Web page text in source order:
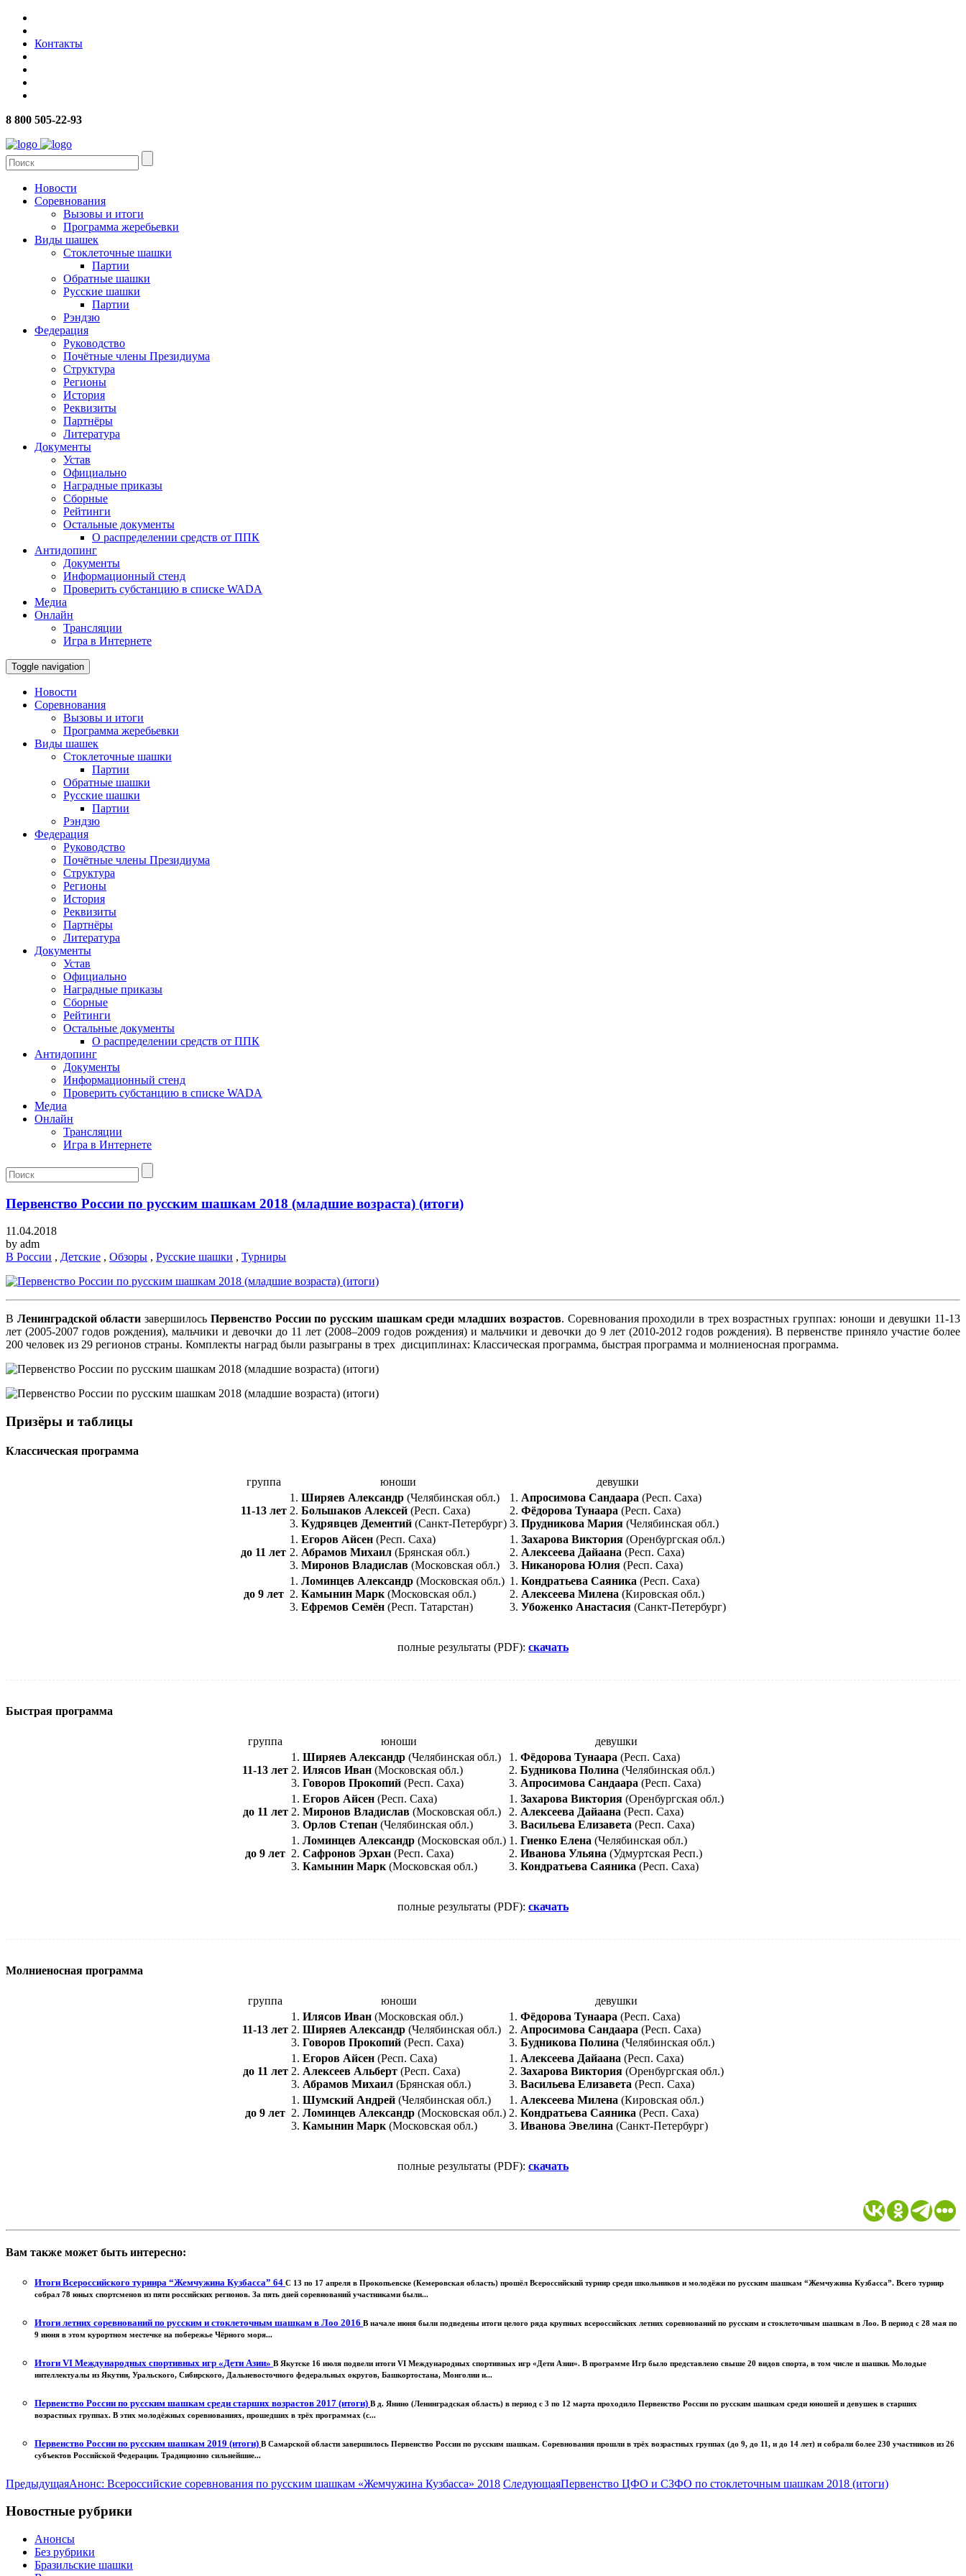
Контакты
8 800 505-22-93
Новости
Соревнования
Вызовы и итоги
Программа жеребьевки
Виды шашек
Стоклеточные шашки
Партии
Обратные шашки
Русские шашки
Партии
Рэндзю
Федерация
Руководство
Почётные члены Президиума
Структура
Регионы
История
Реквизиты
Партнёры
Литература
Документы
Устав
Официально
Наградные приказы
Сборные
Рейтинги
Остальные документы
О распределении средств от ППК
Антидопинг
Документы
Информационный стенд
Проверить субстанцию в списке WADA
Медиа
Онлайн
Трансляции
Игра в Интернете
Toggle navigation
Новости
Соревнования
Вызовы и итоги
Программа жеребьевки
Виды шашек
Стоклеточные шашки
Партии
Обратные шашки
Русские шашки
Партии
Рэндзю
Федерация
Руководство
Почётные члены Президиума
Структура
Регионы
История
Реквизиты
Партнёры
Литература
Документы
Устав
Официально
Наградные приказы
Сборные
Рейтинги
Остальные документы
О распределении средств от ППК
Антидопинг
Документы
Информационный стенд
Проверить субстанцию в списке WADA
Медиа
Онлайн
Трансляции
Игра в Интернете
Первенство России по русским шашкам 2018 (младшие возраста) (итоги)
11.04.2018
by adm
В России , Детские , Обзоры , Русские шашки , Турниры
В Ленинградской области завершилось Первенство России по русским шашкам среди младших возрастов. Соревнования проходили в трех возрастных группах: юноши и девушки 11-13
лет (2005-2007 годов рождения), мальчики и девочки до 11 лет (2008–2009 годов рождения) и мальчики и девочки до 9 лет (2010-2012 годов рождения). В первенстве приняло участие более
200 человек из 29 регионов страны. Комплекты наград были разыграны в трех дисциплинах: Классическая программа, быстрая программа и молниеносная программа.
Призёры и таблицы
Классическая программа
группа юноши девушки
11-13 лет
1. Ширяев Александр(Челябинская обл.)
2. Большаков Алексей(Респ. Саха)
3. Кудрявцев Дементий(Санкт-Петербург)
1. Апросимова Сандаара (Респ. Саха)
2. Фёдорова Тунаара (Респ. Саха)
3. Прудникова Мария(Челябинская обл.)
до 11 лет
1. Егоров Айсен(Респ. Саха)
2. Абрамов Михаил(Брянская обл.)
3. Миронов Владислав(Московская обл.)
1. Захарова Виктория(Оренбургская обл.)
2. Алексеева Дайаана (Респ. Саха)
3. Никанорова Юлия(Респ. Саха)
до 9 лет
1. Ломинцев Александр(Московская обл.)
2. Камынин Марк(Московская обл.)
3. Ефремов Семён(Респ. Татарстан)
1. Кондратьева Саяника (Респ. Саха)
2. Алексеева Милена (Кировская обл.)
3. Убоженко Анастасия(Санкт-Петербург)
полные результаты (PDF): скачать
Быстрая программа
группа юноши девушки
11-13 лет
1. Ширяев Александр (Челябинская обл.)
2. Илясов Иван (Московская обл.)
3. Говоров Прокопий (Респ. Саха)
1. Фёдорова Тунаара (Респ. Саха)
2. Будникова Полина (Челябинская обл.)
3. Апросимова Сандаара (Респ. Саха)
до 11 лет
1. Егоров Айсен (Респ. Саха)
2. Миронов Владислав (Московская обл.)
3. Орлов Степан (Челябинская обл.)
1. Захарова Виктория (Оренбургская обл.)
2. Алексеева Дайаана (Респ. Саха)
3. Васильева Елизавета (Респ. Саха)
до 9 лет
1. Ломинцев Александр (Московская обл.)
2. Сафронов Эрхан (Респ. Саха)
3. Камынин Марк (Московская обл.)
1. Гиенко Елена (Челябинская обл.)
2. Иванова Ульяна (Удмуртская Респ.)
3. Кондратьева Саяника (Респ. Саха)
полные результаты (PDF): скачать
Молниеносная программа
группа юноши девушки
11-13 лет
1. Илясов Иван (Московская обл.)
2. Ширяев Александр (Челябинская обл.)
3. Говоров Прокопий (Респ. Саха)
1. Фёдорова Тунаара (Респ. Саха)
2. Апросимова Сандаара (Респ. Саха)
3. Будникова Полина (Челябинская обл.)
до 11 лет
1. Егоров Айсен (Респ. Саха)
2. Алексеев Альберт (Респ. Саха)
3. Абрамов Михаил (Брянская обл.)
1. Алексеева Дайаана (Респ. Саха)
2. Захарова Виктория (Оренбургская обл.)
3. Васильева Елизавета (Респ. Саха)
до 9 лет
1. Шумский Андрей (Челябинская обл.)
2. Ломинцев Александр (Московская обл.)
3. Камынин Марк (Московская обл.)
1. Алексеева Милена (Кировская обл.)
2. Кондратьева Саяника (Респ. Саха)
3. Иванова Эвелина (Санкт-Петербург)
полные результаты (PDF): скачать
Вам также может быть интересно:
Итоги Всероссийского турнира “Жемчужина Кузбасса” 64 С 13 по 17 апреля в Прокопьевске (Кемеровская область) прошёл Всероссийский турнир среди школьников и молодёжи по русским шашкам “Жемчужина Кузбасса”. Всего турнир
собрал 78 юных спортсменов из пяти российских регионов. За пять дней соревнований участниками были...
Итоги летних соревнований по русским и стоклеточным шашкам в Лоо 2016 В начале июня были подведены итоги целого ряда крупных всероссийских летних соревнований по русским и стоклеточным шашкам в Лоо. В период с 28 мая по
9 июня в этом курортном местечке на побережье Чёрного моря...
Итоги VI Международных спортивных игр «Дети Азии» В Якутске 16 июля подвели итоги VI Международных спортивных игр «Дети Азии». В программе Игр было представлено свыше 20 видов спорта, в том числе и шашки. Молодые
интеллектуалы из Якутии, Уральского, Сибирского, Дальневосточного федеральных округов, Башкортостана, Монголии и...
Первенство России по русским шашкам среди старших возрастов 2017 (итоги) В д. Янино (Ленинградская область) в период с 3 по 12 марта проходило Первенство России по русским шашкам среди юношей и девушек в старших
возрастных группах. В этих молодёжных соревнованиях, прошедших в трёх программах (с...
Первенство России по русским шашкам 2019 (итоги) В Самарской области завершилось Первенство России по русским шашкам. Соревнования прошли в трёх возрастных группах (до 9, до 11, и до 14 лет) и собрали более 230 участников из 26
субъектов Российской Федерации. Традиционно сильнейшие...
ПредыдущаяАнонс: Всероссийские соревнования по русским шашкам «Жемчужина Кузбасса» 2018 СледующаяПервенство ЦФО и СЗФО по стоклеточным шашкам 2018 (итоги)
Новостные рубрики
Анонсы
Без рубрики
Бразильские шашки